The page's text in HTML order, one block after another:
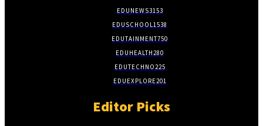
EDUNEWS3153
EDUSCHOOL1538
EDUTAINMENT750
EDUHEALTH280
EDUTECHNO225
EDUEXPLORE201
Editor Picks